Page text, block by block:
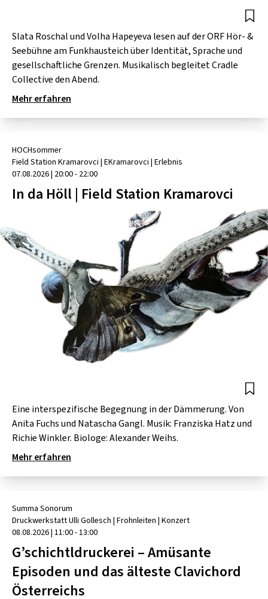
POSTGARAGE
KUNSTGARTEN
KRISTALLWERK
SINGER-SONGWRITER
VOLKSMUSIK
Slata Roschal und Volha Hapeyeva lesen auf der ORF Hör- &
Seebühne am Funkhausteich über Identität, Sprache und
gesellschaftliche Grenzen. Musikalisch begleitet Cradle
Collective den Abend.
Mehr erfahren
HOCHsommer
Field Station Kramarovci | EKramarovci | Erlebnis
07.08.2026| 20:00 - 22:00
In da Höll | Field Station Kramarovci
Eine interspezifische Begegnung in der Dämmerung. Von
Anita Fuchs und Natascha Gangl. Musik: Franziska Hatz und
Richie Winkler. Biologe: Alexander Weihs.
Mehr erfahren
Summa Sonorum
Druckwerkstatt Ulli Gollesch | Frohnleiten | Konzert
08.08.2026| 11:00 - 13:00
G’schichtldruckerei – Amüsante
Episoden und das älteste Clavichord
Österreichs